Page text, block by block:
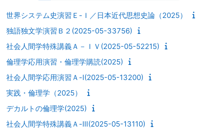
世界システム史演習Ｅ-Ｉ／日本近代思想史論（2025）
独語独文学演習Ｂ２(2025-05-33756)
社会人間学特殊講義Ａ－ＩＶ(2025-05-52215)
倫理学応用演習・倫理学購読(2025)
社会人間学応用演習Ａ-Ⅰ(2025-05-13200)
実践・倫理学（2025）
デカルトの倫理学(2025)
社会人間学特殊講義Ａ-Ⅲ(2025-05-13110)